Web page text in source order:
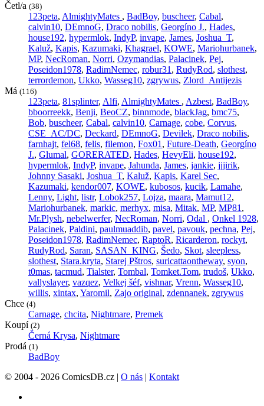
Četl/a (38)
123peta, AlmightyMates , BadBoy, buscheer, Cabal,
calvin10, DEmnoG, Draco nobilis, Georgíno J., Hades,
house192, hypermlok, IndyP, invape, James, Joshua_T,
Kaluž, Kapis, Kazumaki, Khagrael, KOWE, Mariohurbanek,
MP, NecRoman, Norri, Ozymandias, Palacinek, Pej,
Poseidon1978, RadimNemec, robur31 , RudyRod, slothest,
terrordemon, Ukko, Wasseg10, zgrywus, Zlord_Antijezis
Má (116)
123peta, 81splinter, Alfi, AlmightyMates , Azbest, BadBoy,
bboorreekk, Benji, BeoCZ, binnmode, blackJag, bmc75,
Bob, buscheer, Cabal, calvin10, Carnage, cobe, Corvus,
CSE_AC/DC, Deckard, DEmnoG, Devilek, Draco nobilis,
farnhajt, fel68, felis, filemon, Fox01 , Future-Death, Georgíno
J., Glumal, GORERATED, Hades, HevyEli, house192,
hypermlok, IndyP, invape, Jahunda, James, jankie, jjjirik,
Johnny Sasaki, Joshua_T, Kaluž, Kapis, Karel Sec,
Kazumaki, kendor007, KOWE, kubosos, kucik, Lamahe,
Lenny, Light, listr, Lobok257, Lojza, maara, Mamut12,
Mariohurbanek, markic, merhyx, misa, Mitak, MP, MP81 ,
Mr.Plysh, nebelwerfer, NecRoman, Norri, Odal , Onkel 1928,
Palacinek, Paldini, paulmuaddib, pavel, pavouk, pechna, Pej,
Poseidon1978, RadimNemec, RaptoR, Ricarderon, rockyt,
RudyRod, Saran, SASAN_KING, Šedo, Skot, sleepless,
slothest, Stara.kryta, Starej Pštros, suricattaontheway, syon,
t0mas, tacmud, Tialster, Tombal, Tomket.Tom, trudoš, Ukko,
vallyslayer, vazqez, Velkej šéf, vishnar, Vrenn, Wasseg10,
willis, xintax, Yaromil, Zajo original, zdennanek, zgrywus
Chce (4)
Carnage, chcita, Nightmare, Premek
Koupí (2)
Černá Krysa, Nightmare
Prodá (1)
BadBoy
© 2004 - 2026 ComicsDB.cz | O nás | Kontakt